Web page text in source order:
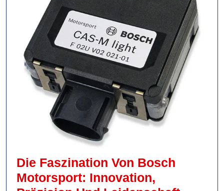
Die Faszination Von Bosch
Motorsport: Innovation,